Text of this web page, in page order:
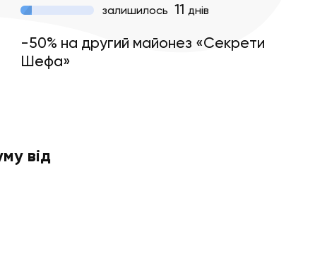
залишилось 11 днів
-50% на другий майонез «Секрети
Шефа»
від